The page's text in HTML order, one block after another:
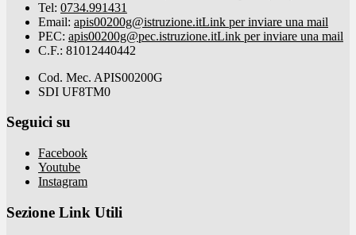
Tel: 0734.991431
Email: apis00200g@istruzione.itLink per inviare una mail
PEC: apis00200g@pec.istruzione.itLink per inviare una mail
C.F.: 81012440442
Cod. Mec. APIS00200G
SDI UF8TM0
Seguici su
Facebook
Youtube
Instagram
Sezione Link Utili